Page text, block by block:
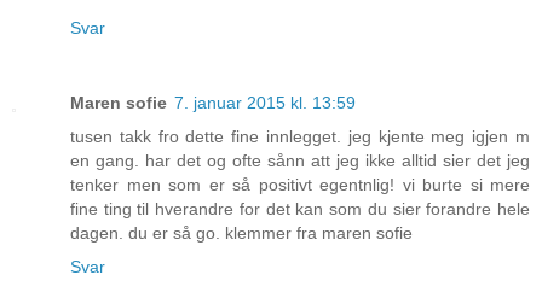
Svar
Maren sofie 7. januar 2015 kl. 13:59
tusen takk fro dette fine innlegget. jeg kjente meg igjen m
en gang. har det og ofte sånn att jeg ikke alltid sier det jeg
tenker men som er så positivt egentnlig! vi burte si mere
fine ting til hverandre for det kan som du sier forandre hele
dagen. du er så go. klemmer fra maren sofie
Svar